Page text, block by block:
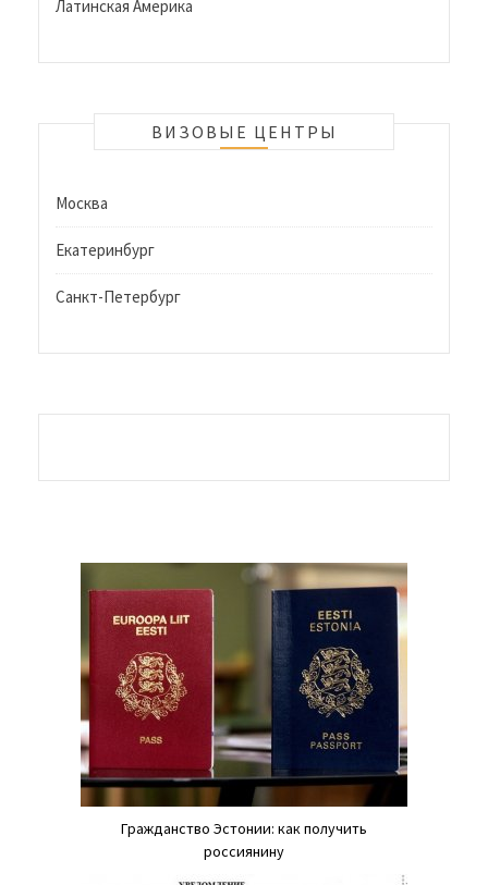
Латинская Америка
ВИЗОВЫЕ ЦЕНТРЫ
Москва
Екатеринбург
Санкт-Петербург
Гражданство Эстонии: как получить
россиянину